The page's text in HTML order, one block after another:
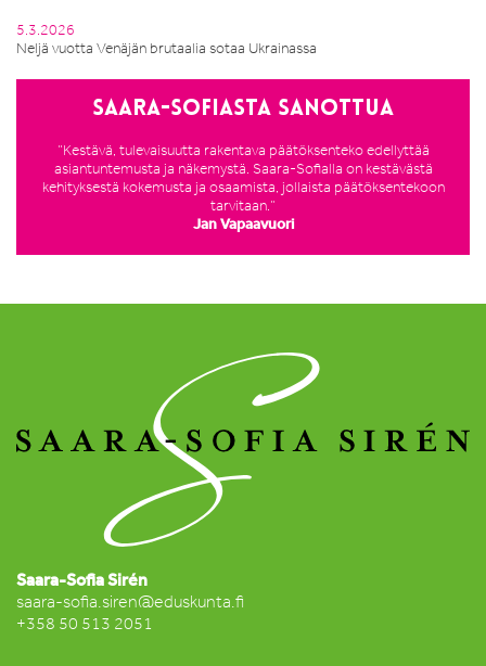
5.3.2026
Neljä vuotta Venäjän brutaalia sotaa Ukrainassa
Saara-Sofiasta sanottua
”Kestävä, tulevaisuutta rakentava päätöksenteko edellyttää
asiantuntemusta ja näkemystä. Saara-Sofialla on kestävästä
kehityksestä kokemusta ja osaamista, jollaista päätöksentekoon
tarvitaan.”
Jan Vapaavuori
Saara-Sofia Sirén
saara-sofia.siren@eduskunta.fi
+358 50 513 2051